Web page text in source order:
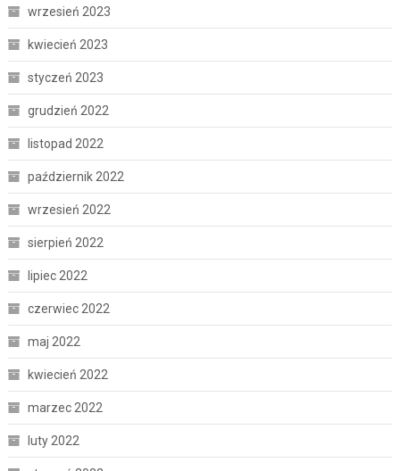
wrzesień 2023
kwiecień 2023
styczeń 2023
grudzień 2022
listopad 2022
październik 2022
wrzesień 2022
sierpień 2022
lipiec 2022
czerwiec 2022
maj 2022
kwiecień 2022
marzec 2022
luty 2022